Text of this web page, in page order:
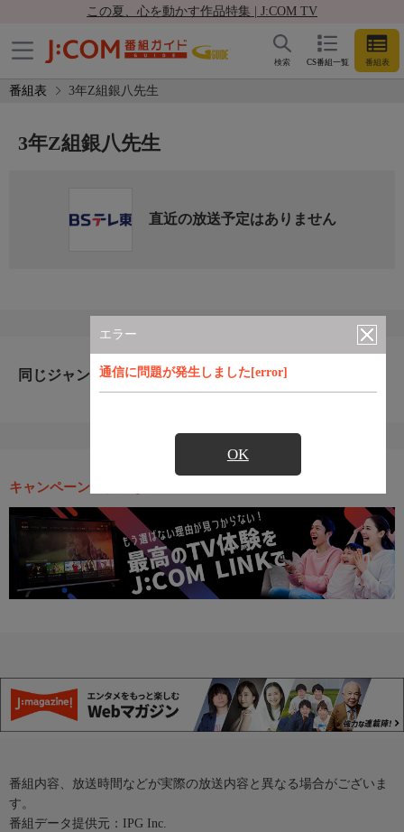
この夏、心を動かす作品特集 | J:COM TV
CS番組一覧 番組表
検索
番組表 3年Z組銀八先生
エラー
通信に問題が発生しました[error]
OK
3年Z組銀八先生
直近の放送予定はありません
同じジャンルのおすすめ番組
キャンペーン・お得な情報
番組内容、放送時間などが実際の放送内容と異なる場合がございま
す。
番組データ提供元：IPG Inc.